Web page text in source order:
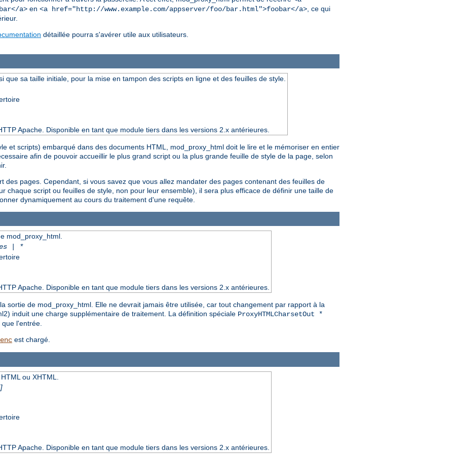
a> en <a href="http://www.example.com/appserver/foo/bar.html">foobar</a>, ce qui
détaillée pourra s'avérer utile aux utilisateurs.
que sa taille initiale, pour la mise en tampon des scripts en ligne et des feuilles de style.
Apache. Disponible en tant que module tiers dans les versions 2.x antérieures.
et scripts) embarqué dans des documents HTML, mod_proxy_html doit le lire et le mémoriser en entier
afin de pouvoir accueillir le plus grand script ou la plus grande feuille de style de la page, selon
pages. Cependant, si vous savez que vous allez mandater des pages contenant des feuilles de
chaque script ou feuilles de style, non pour leur ensemble), il sera plus efficace de définir une taille de
dynamiquement au cours du traitement d'une requête.
mod_proxy_html.
| *
Apache. Disponible en tant que module tiers dans les versions 2.x antérieures.
sortie de mod_proxy_html. Elle ne devrait jamais être utilisée, car tout changement par rapport à la
induit une charge supplémentaire de traitement. La définition spéciale ProxyHTMLCharsetOut *
l'entrée.
est chargé.
ou XHTML.
Apache. Disponible en tant que module tiers dans les versions 2.x antérieures.